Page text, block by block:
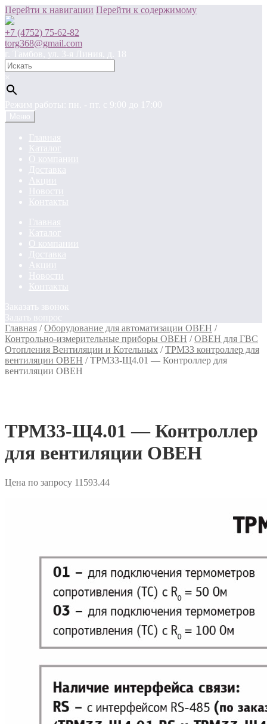
Перейти к навигации Перейти к содержимому
+7 (4752) 75-62-82
torg368@gmail.com
г. Тамбов, ул. 3-я Линия, д. 18
×
Режим работы: пн. - пт. c 9:00 до 17:00
Меню
Главная
Каталог
О компании
Доставка
Акции
Новости
Контакты
Главная
Каталог
О компании
Доставка
Акции
Новости
Контакты
Заказать звонок
Задать вопрос
Главная /Оборудование для автоматизации ОВЕН /
Контрольно-измерительные приборы ОВЕН /ОВЕН для ГВС
Отопления Вентиляции и Котельных /ТРМ33 контроллер для
вентиляции ОВЕН /ТРМ33-Щ4.01 — Контроллер для
вентиляции ОВЕН
ТРМ33-Щ4.01 — Контроллер
для вентиляции ОВЕН
Цена по запросу 11593.44